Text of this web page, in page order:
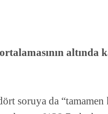
altında
soruya da